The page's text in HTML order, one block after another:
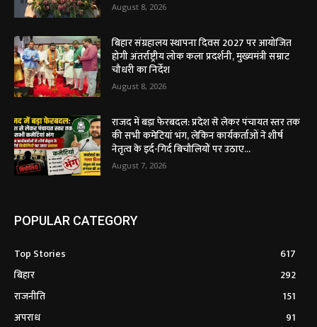
August 8, 2026
बिहार संग्रहालय स्थापना दिवस 2027 पर आयोजित
होगी अंतर्राष्ट्रीय लोक कला प्रदर्शनी, मुख्यमंत्री सम्राट
चौधरी का निर्देश
August 8, 2026
राजद में बड़ा फेरबदल: प्रदेश से लेकर पंचायत स्तर तक
की सभी कमेटियां भंग, लेकिन कार्यकर्ताओं ने शीर्ष
नेतृत्व के इर्द-गिर्द बिचौलियों पर उठाए...
August 7, 2026
POPULAR CATEGORY
Top Stories
617
बिहार
292
राजनीति
151
अपराध
91